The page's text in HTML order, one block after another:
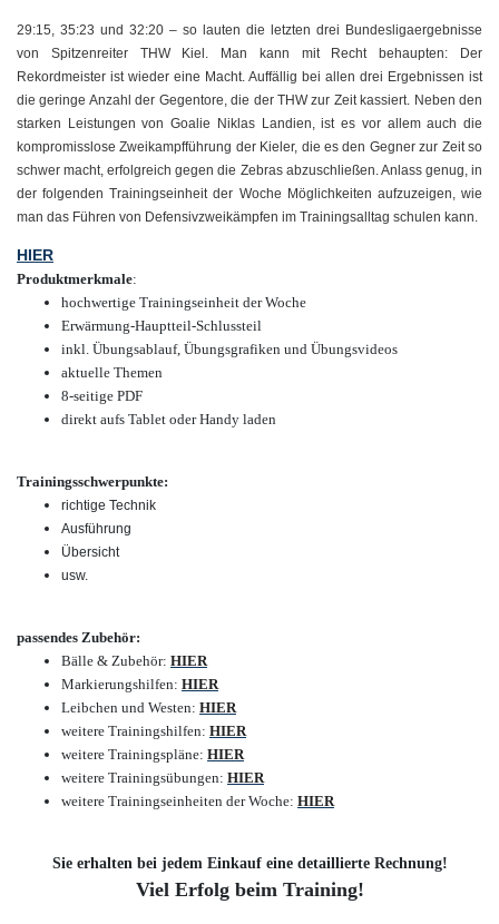
29:15, 35:23 und 32:20 – so lauten die letzten drei Bundesligaergebnisse
von Spitzenreiter THW Kiel. Man kann mit Recht behaupten: Der
Rekordmeister ist wieder eine Macht. Auffällig bei allen drei Ergebnissen ist
die geringe Anzahl der Gegentore, die der THW zur Zeit kassiert. Neben den
starken Leistungen von Goalie Niklas Landien, ist es vor allem auch die
kompromisslose Zweikampfführung der Kieler, die es den Gegner zur Zeit so
schwer macht, erfolgreich gegen die Zebras abzuschließen. Anlass genug, in
der folgenden Trainingseinheit der Woche Möglichkeiten aufzuzeigen, wie
man das Führen von Defensivzweikämpfen im Trainingsalltag schulen kann.
HIER
Produktmerkmale:
hochwertige Trainingseinheit der Woche
Erwärmung-Hauptteil-Schlussteil
inkl. Übungsablauf, Übungsgrafiken und Übungsvideos
aktuelle Themen
8-seitige PDF
direkt aufs Tablet oder Handy laden
Trainingsschwerpunkte:
richtige Technik
Ausführung
Übersicht
usw.
passendes Zubehör:
Bälle & Zubehör: HIER
Markierungshilfen: HIER
Leibchen und Westen: HIER
weitere Trainingshilfen: HIER
weitere Trainingspläne: HIER
weitere Trainingsübungen: HIER
weitere Trainingseinheiten der Woche: HIER
Sie erhalten bei jedem Einkauf eine detaillierte Rechnung!
Viel Erfolg beim Training!